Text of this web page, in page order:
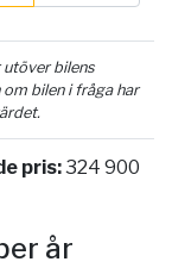
bilens
bilen i fråga har
pris:324 900
år